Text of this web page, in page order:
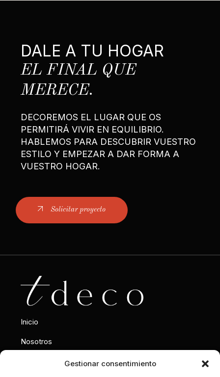
Gestionar consentimiento
DALE A TU HOGAR
EL FINAL QUE
MERECE.
DECOREMOS EL LUGAR QUE OS
PERMITIRÁ VIVIR EN EQUILIBRIO.
HABLEMOS PARA DESCUBRIR VUESTRO
ESTILO Y EMPEZAR A DAR FORMA A
VUESTRO HOGAR.
Solicitar proyecto
Inicio
Nosotros